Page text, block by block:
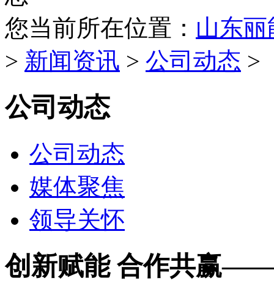
您当前所在位置： 山东
> 新闻资讯 > 公司动态 >
公司动态
公司动态
媒体聚焦
领导关怀
创新赋能 合作共赢——